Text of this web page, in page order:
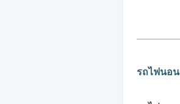
รถไฟนอ